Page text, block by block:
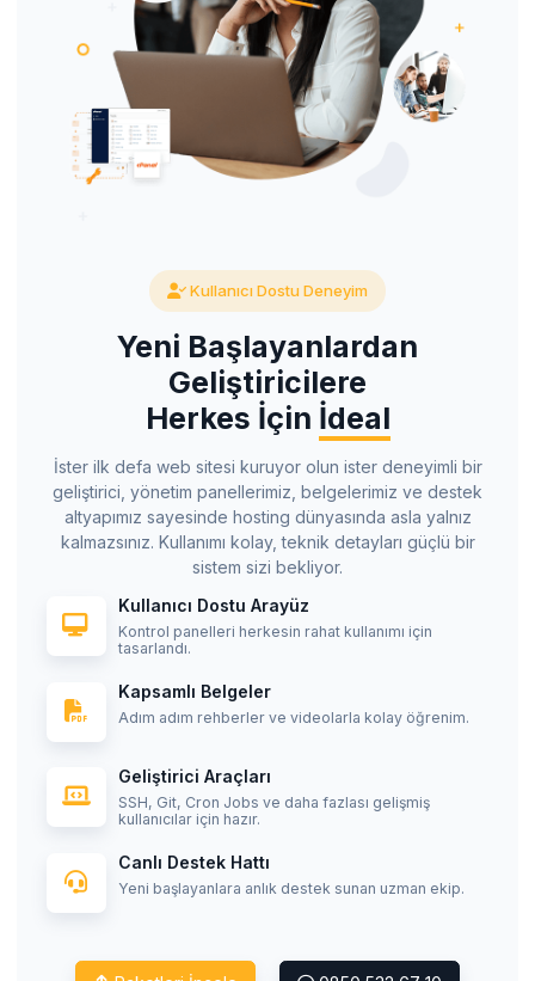
Kullanıcı Dostu Deneyim
Yeni Başlayanlardan
Geliştiricilere
Herkes İçin İdeal
İster ilk defa web sitesi kuruyor olun ister deneyimli bir
geliştirici, yönetim panellerimiz, belgelerimiz ve destek
altyapımız sayesinde hosting dünyasında asla yalnız
kalmazsınız. Kullanımı kolay, teknik detayları güçlü bir
sistem sizi bekliyor.
Kullanıcı Dostu Arayüz
Kontrol panelleri herkesin rahat kullanımı için
tasarlandı.
Kapsamlı Belgeler
Adım adım rehberler ve videolarla kolay öğrenim.
Geliştirici Araçları
SSH, Git, Cron Jobs ve daha fazlası gelişmiş
kullanıcılar için hazır.
Canlı Destek Hattı
Yeni başlayanlara anlık destek sunan uzman ekip.